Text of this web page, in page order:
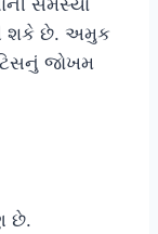
શકે છે. અમુક
જોખમ
છે.